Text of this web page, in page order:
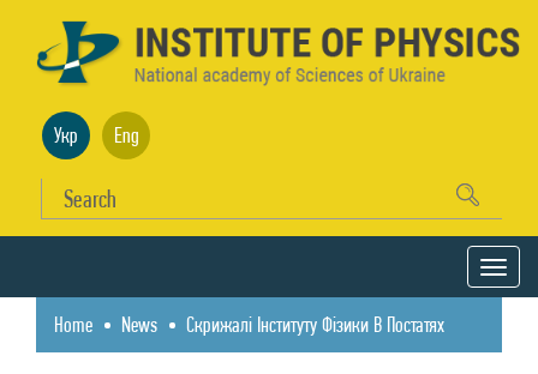
Укр Eng
Home News Скрижалі Інституту Фізики В Постатях